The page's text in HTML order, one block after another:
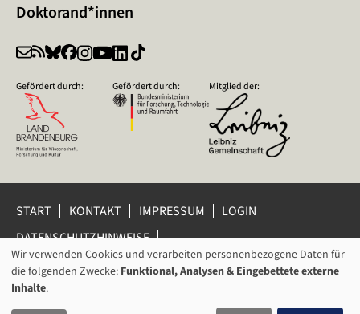
Doktorand*innen
Gefördert durch: Gefördert durch: Mitglied der:
START KONTAKT IMPRESSUM
LOGIN
DATENSCHUTZHINWEISE
DATENSCHUTZ-EINSTELLUNGEN
HINWEISGEBERSCHUTZ
VERWENDUNG
VON
Wir verwenden Cookies und verarbeiten personenbezogene Daten für
die folgenden Zwecke: Funktional, Analysen & Eingebettete externe
Inhalte.